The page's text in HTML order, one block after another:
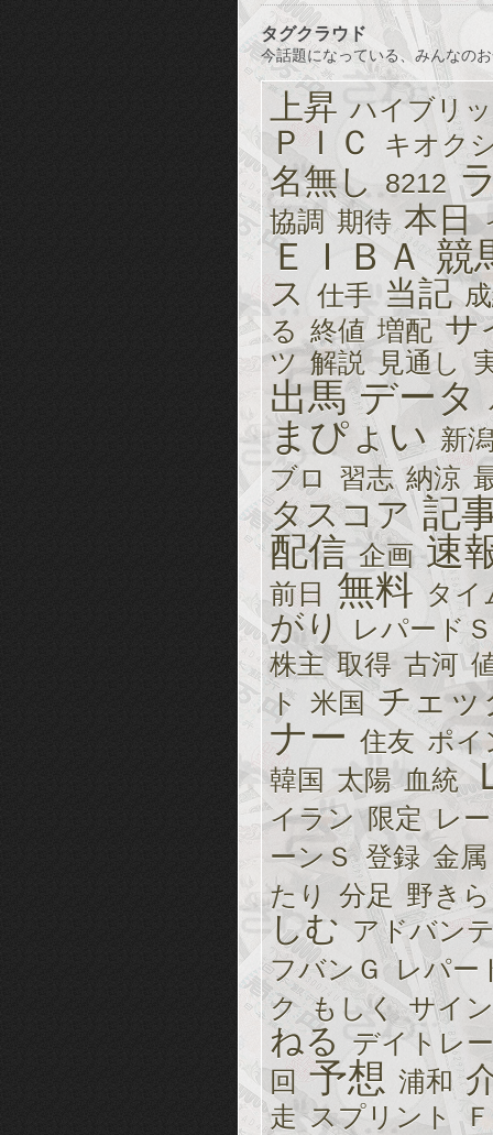
タグクラウド
今話題になっている、みんなの
上昇 ハイブリ
ＰＩＣ キオク
名無し 8212
協調 期待 本日
ＥＩＢＡ 競
ス 仕手 当記
る 終値 増配 サ
ツ 解説 見通し
出馬 データ
まぴょい 新
ブロ
習志 納涼
タスコア 記
配信 企画 速
前日 無料 タイ
がり
レパードＳ
株主 取得 古河
ト 米国 チェッ
ナー 住友 ポイ
韓国 太陽 血統
イラン 限定 レ
ーンＳ 登録 金属
たり
分足 野き
しむ アドバン
フバンＧ レパー
ク もしく サイン
ねる
デイトレ
回 予想 浦和
走 スプリント